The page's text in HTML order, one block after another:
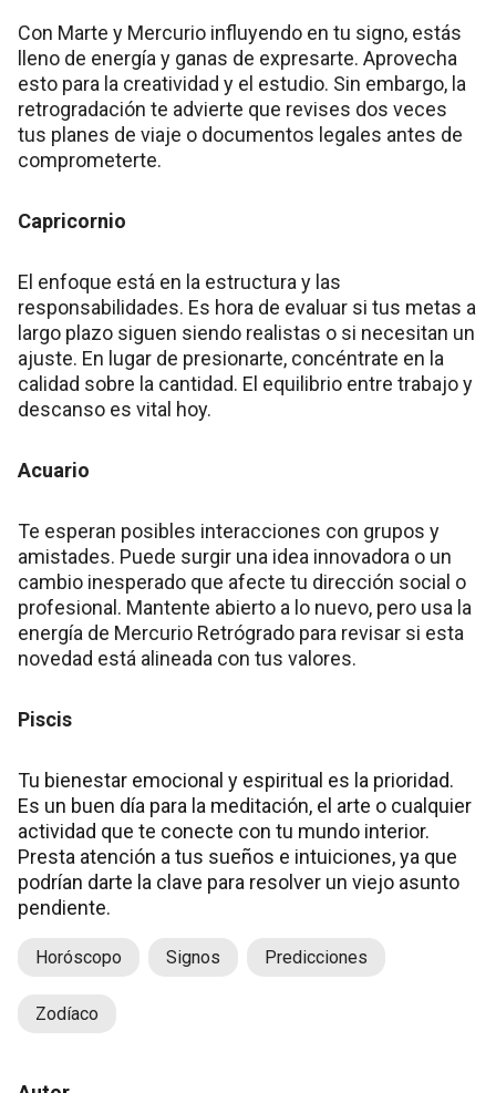
Con Marte y Mercurio influyendo en tu signo, estás
lleno de energía y ganas de expresarte. Aprovecha
esto para la creatividad y el estudio. Sin embargo, la
retrogradación te advierte que revises dos veces
tus planes de viaje o documentos legales antes de
comprometerte.
Capricornio
El enfoque está en la estructura y las
responsabilidades. Es hora de evaluar si tus metas a
largo plazo siguen siendo realistas o si necesitan un
ajuste. En lugar de presionarte, concéntrate en la
calidad sobre la cantidad. El equilibrio entre trabajo y
descanso es vital hoy.
Acuario
Te esperan posibles interacciones con grupos y
amistades. Puede surgir una idea innovadora o un
cambio inesperado que afecte tu dirección social o
profesional. Mantente abierto a lo nuevo, pero usa la
energía de Mercurio Retrógrado para revisar si esta
novedad está alineada con tus valores.
Piscis
Tu bienestar emocional y espiritual es la prioridad.
Es un buen día para la meditación, el arte o cualquier
actividad que te conecte con tu mundo interior.
Presta atención a tus sueños e intuiciones, ya que
podrían darte la clave para resolver un viejo asunto
pendiente.
Horóscopo Signos Predicciones
Zodíaco